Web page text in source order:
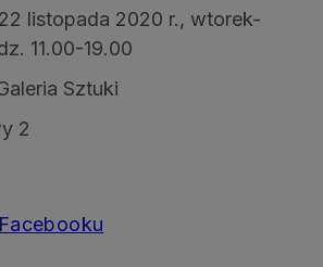
listopada 2020 r., wtorek-
11.00-19.00
Sztuki
2
Facebooku